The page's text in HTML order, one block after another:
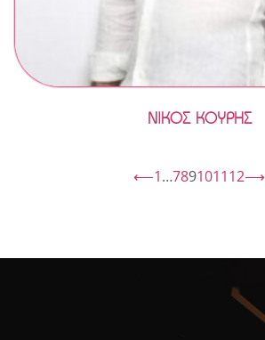
ΝΙΚΟΣ ΚΟΥΡΗΣ
⟵1…789101112⟶